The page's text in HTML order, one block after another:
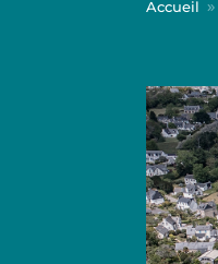
Accueil 9